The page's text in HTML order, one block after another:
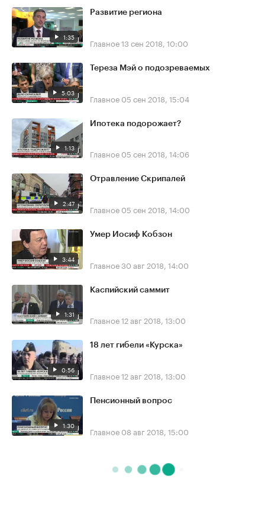
1:35
Развитие региона
Главное13 сен 2018, 10:00
5:03
Тереза Мэй о подозреваемых
Главное 05 сен 2018, 15:04
1:13
Ипотека подорожает?
Главное 05 сен 2018, 14:06
2:47
Отравление Скрипалей
Главное 05 сен 2018, 14:00
3:44
Умер Иосиф Кобзон
Главное30 авг 2018, 14:00
1:31
Каспийский саммит
Главное12 авг 2018, 13:00
0:56
18 лет гибели «Курска»
Главное12 авг 2018, 13:00
1:30
Пенсионный вопрос
Главное 08 авг 2018, 15:00